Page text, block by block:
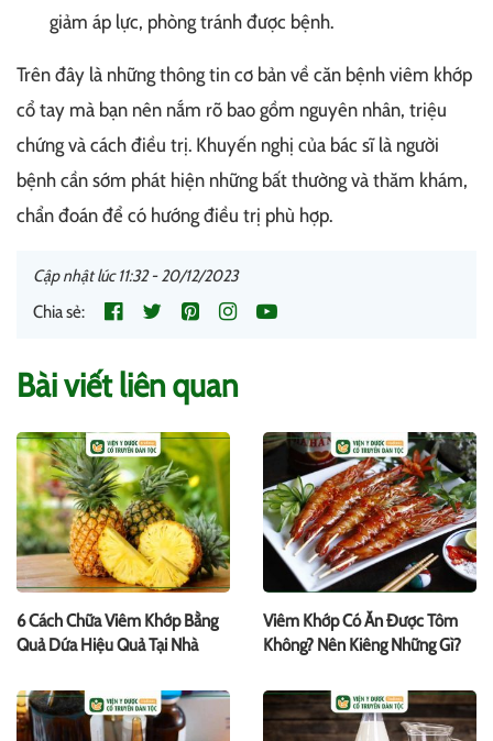
giảm áp lực, phòng tránh được bệnh.
Trên đây là những thông tin cơ bản về căn bệnh viêm khớp
cổ tay mà bạn nên nắm rõ bao gồm nguyên nhân, triệu
chứng và cách điều trị. Khuyến nghị của bác sĩ là người
bệnh cần sớm phát hiện những bất thường và thăm khám,
chẩn đoán để có hướng điều trị phù hợp.
Cập nhật lúc 11:32 - 20/12/2023
Chia sẻ:
Bài viết liên quan
6 Cách Chữa Viêm Khớp Bằng
Quả Dứa Hiệu Quả Tại Nhà
Viêm Khớp Có Ăn Được Tôm
Không? Nên Kiêng Những Gì?